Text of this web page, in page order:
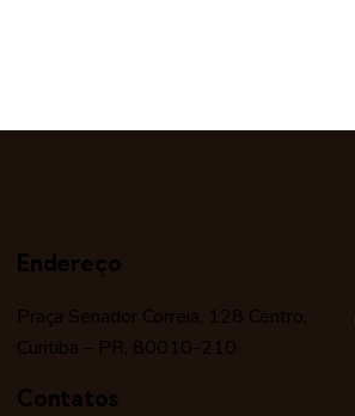
Endereço
Praça Senador Correia, 128 Centro,
Curitiba – PR, 80010-210
Contatos